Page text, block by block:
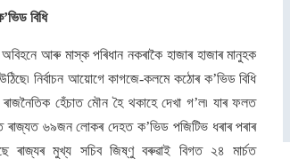
বিধি
আৰু মাস্ক পৰিধান নকৰাকৈ হাজাৰ হাজাৰ মানুহক
নিৰ্বাচন আয়োগে কাগজে-কলমে কঠোৰ ক’ভিড বিধি
ৰাজনৈতিক হেঁচাত মৌন হৈ থকাহে দেখা গ’ল৷ যাৰ ফলত
ৰাজ্যত ৬৯জন লোকৰ দেহত ক’ভিড পজিটিভ ধৰাৰ পৰাৰ
ৰাজ্যৰ মুখ্য সচিব জিষ্ণু বৰুৱাই বিগত ২৪ মাৰ্চত